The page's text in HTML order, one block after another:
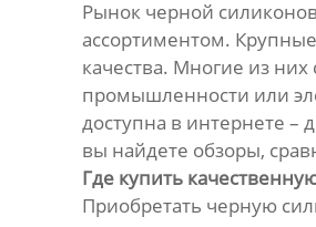
Рынок черной
ассортиментом.
качества. Многие из
промышленности или
доступна в интернете –
вы найдете обзоры,
Где купить
Приобретать черную